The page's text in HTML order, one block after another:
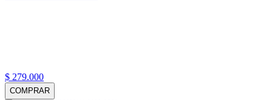
$ 279.000
COMPRAR